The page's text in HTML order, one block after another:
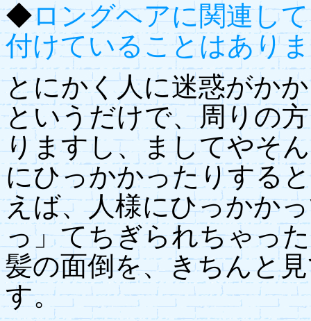
◆ロングヘアに関連し
付けていることはあり
とにかく人に迷惑がか
というだけで、周りの
りますし、ましてやそ
にひっかかったりする
えば、人様にひっかか
っ」てちぎられちゃっ
髪の面倒を、きちんと
す。